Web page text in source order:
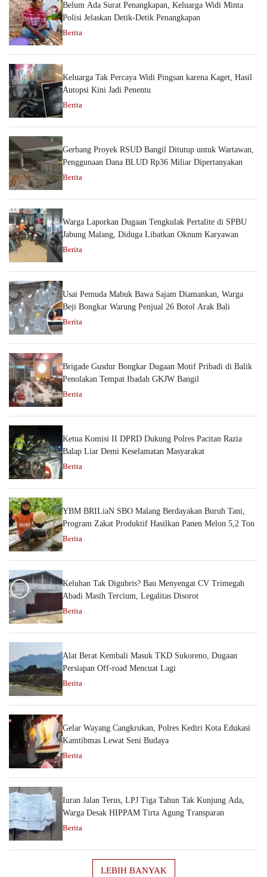
Belum Ada Surat Penangkapan, Keluarga Widi Minta
Polisi Jelaskan Detik-Detik Penangkapan
Berita
Keluarga Tak Percaya Widi Pingsan karena Kaget, Hasil
Autopsi Kini Jadi Penentu
Berita
Gerbang Proyek RSUD Bangil Ditutup untuk Wartawan,
Penggunaan Dana BLUD Rp36 Miliar Dipertanyakan
Berita
Warga Laporkan Dugaan Tengkulak Pertalite di SPBU
Jabung Malang, Diduga Libatkan Oknum Karyawan
Berita
Usai Pemuda Mabuk Bawa Sajam Diamankan, Warga
Beji Bongkar Warung Penjual 26 Botol Arak Bali
Berita
Brigade Gusdur Bongkar Dugaan Motif Pribadi di Balik
Penolakan Tempat Ibadah GKJW Bangil
Berita
Ketua Komisi II DPRD Dukung Polres Pacitan Razia
Balap Liar Demi Keselamatan Masyarakat
Berita
YBM BRILiaN SBO Malang Berdayakan Buruh Tani,
Program Zakat Produktif Hasilkan Panen Melon 5,2 Ton
Berita
Keluhan Tak Digubris? Bau Menyengat CV Trimegah
Abadi Masih Tercium, Legalitas Disorot
Berita
Alat Berat Kembali Masuk TKD Sukoreno, Dugaan
Persiapan Off-road Mencuat Lagi
Berita
Gelar Wayang Cangkrukan, Polres Kediri Kota Edukasi
Kamtibmas Lewat Seni Budaya
Berita
Iuran Jalan Terus, LPJ Tiga Tahun Tak Kunjung Ada,
Warga Desak HIPPAM Tirta Agung Transparan
Berita
LEBIH BANYAK